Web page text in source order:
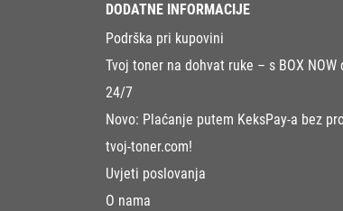
DODATNE INFORMACIJE
Podrška pri kupovini
Tvoj toner na dohvat ruke – s BOX NOW
24/7
Novo: Plaćanje putem KeksPay-a bez
tvoj-toner.com!
Uvjeti poslovanja
O nama